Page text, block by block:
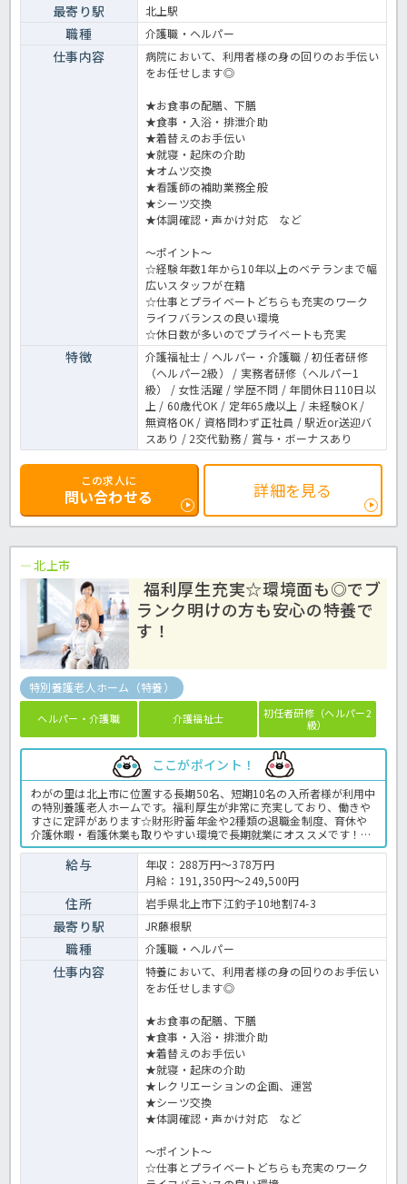
最寄り駅 北上駅
職種 介護職・ヘルパー
仕事内容
病院において、利用者様の身の回りのお手伝い
をお任せします◎
★お食事の配膳、下膳
★食事・入浴・排泄介助
★着替えのお手伝い
★就寝・起床の介助
★オムツ交換
★看護師の補助業務全般
★シーツ交換
★体調確認・声かけ対応 など
～ポイント～
☆経験年数1年から10年以上のベテランまで幅
広いスタッフが在籍
☆仕事とプライベートどちらも充実のワーク
ライフバランスの良い環境
☆休日数が多いのでプライベートも充実
特徴
介護福祉士 / ヘルパー・介護職 / 初任者研修
（ヘルパー2級） / 実務者研修（ヘルパー1
級） / 女性活躍 / 学歴不問 / 年間休日110日以
上 / 60歳代OK / 定年65歳以上 / 未経験OK /
無資格OK / 資格問わず正社員 / 駅近or送迎バ
スあり / 2交代勤務 / 賞与・ボーナスあり
この求人に
問い合わせる 詳細を見る
北上市
福利厚生充実☆環境面も◎でブ
ランク明けの方も安心の特養で
す！
特別養護老人ホーム（特養）
ヘルパー・介護職 介護福祉士
初任者研修（ヘルパー2
級）
ここがポイント！
わがの里は北上市に位置する長期50名、短期10名の入所者様が利用中
の特別養護老人ホームです。福利厚生が非常に充実しており、働きや
すさに定評があります☆財形貯蓄年金や2種類の退職金制度、育休や
介護休暇・看護休業も取りやすい環境で長期就業にオススメです！賞
与も3.8ヶ月分支給&毎月の職務手当や家族手当・住居手当もあり給与
面でも安定出来ます◎ブランクがある方も先輩スタッフの方々がしっ
かり指導頂けるので安心してください。気になる方はお気軽にほっ介
護までお問い合わせください！特養での介護業務全般です。＜介護
職 正職員 特養の求人＞
給与
年収：288万円～378万円
月給：191,350円～249,500円
住所 岩手県北上市下江釣子10地割74-3
最寄り駅 JR藤根駅
職種 介護職・ヘルパー
仕事内容
特養において、利用者様の身の回りのお手伝い
をお任せします◎
★お食事の配膳、下膳
★食事・入浴・排泄介助
★着替えのお手伝い
★就寝・起床の介助
★レクリエーションの企画、運営
★シーツ交換
★体調確認・声かけ対応 など
～ポイント～
☆仕事とプライベートどちらも充実のワーク